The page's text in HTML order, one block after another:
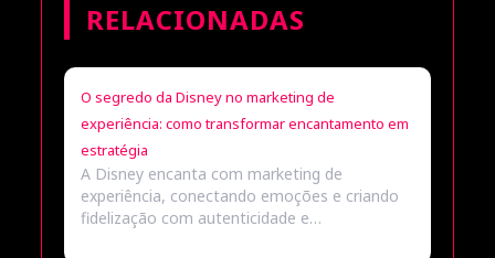
RELACIONADAS
O segredo da Disney no marketing de
experiência: como transformar encantamento em
estratégia
A Disney encanta com marketing de
experiência, conectando emoções e criando
fidelização com autenticidade e…